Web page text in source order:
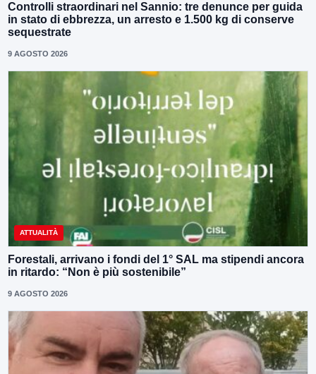
Controlli straordinari nel Sannio: tre denunce per guida
in stato di ebbrezza, un arresto e 1.500 kg di conserve
sequestrate
9 AGOSTO 2026
ATTUALITÀ
Forestali, arrivano i fondi del 1° SAL ma stipendi ancora
in ritardo: “Non è più sostenibile”
9 AGOSTO 2026